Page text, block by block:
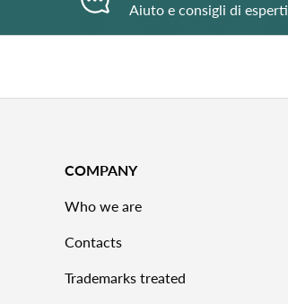
Aiuto e consigli di esperti
COMPANY
Who we are
Contacts
Trademarks treated